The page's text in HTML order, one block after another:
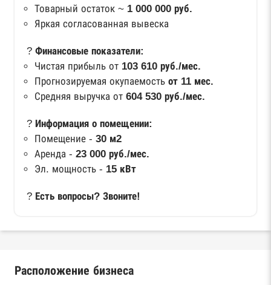
Товарный остаток ~ 1 000 000 руб.
Яркая согласованная вывеска
? Финансовые показатели:
Чистая прибыль от 103 610 руб./мес.
Прогнозируемая окупаемость от 11 мес.
Средняя выручка от 604 530 руб./мес.
? Информация о помещении:
Помещение - 30 м2
Аренда - 23 000 руб./мес.
Эл. мощность - 15 кВт
? Есть вопросы? Звоните!
Расположение бизнеса